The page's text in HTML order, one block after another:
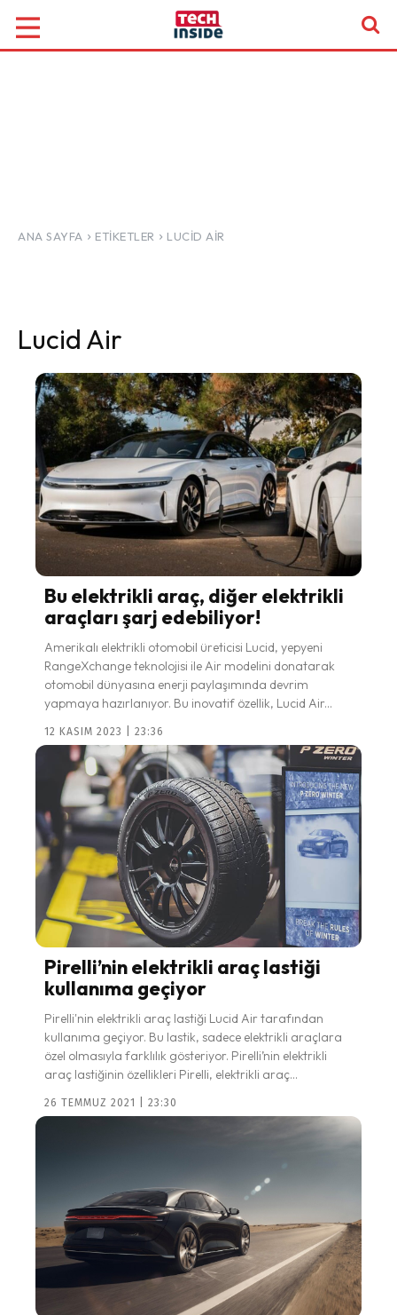
ANA SAYFA ETIKETLER LUCID AIR
Lucid Air
Bu elektrikli araç, diğer elektrikli
araçları şarj edebiliyor!
Amerikalı elektrikli otomobil üreticisi Lucid, yepyeni
RangeXchange teknolojisi ile Air modelini donatarak
otomobil dünyasına enerji paylaşımında devrim
yapmaya hazırlanıyor. Bu inovatif özellik, Lucid Air...
12 KASIM 2023 | 23:36
Pirelli’nin elektrikli araç lastiği
kullanıma geçiyor
Pirelli'nin elektrikli araç lastiği Lucid Air tarafından
kullanıma geçiyor. Bu lastik, sadece elektrikli araçlara
özel olmasıyla farklılık gösteriyor. Pirelli’nin elektrikli
araç lastiğinin özellikleri Pirelli, elektrikli araç...
26 TEMMUZ 2021 | 23:30